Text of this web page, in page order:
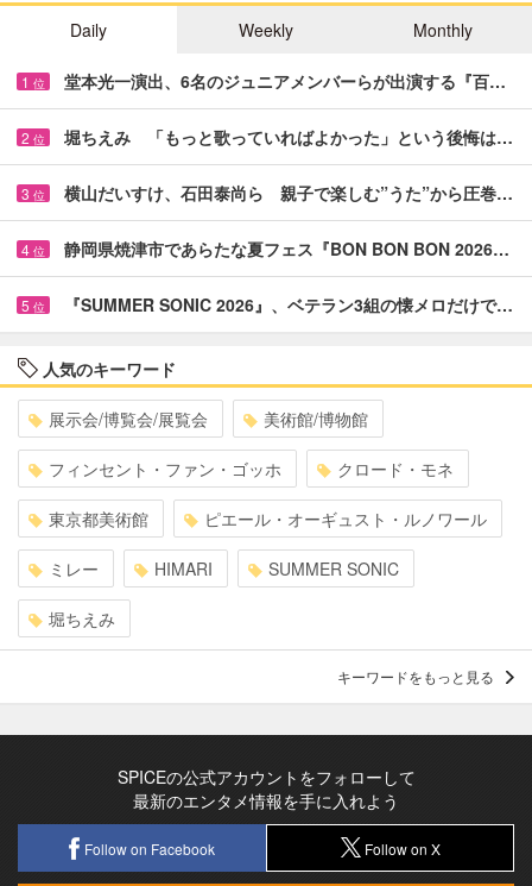
Daily
Weekly Monthly
1 位 堂本光一演出、6名のジュニアメンバーらが出演する『百…
2 位 堀ちえみ 「もっと歌っていればよかった」という後悔は…
3 位 横山だいすけ、石田泰尚ら 親子で楽しむ”うた”から圧巻…
4 位 静岡県焼津市であらたな夏フェス『BON BON BON 2026…
5 位 『SUMMER SONIC 2026』、ベテラン3組の懐メロだけで…
人気のキーワード
展示会/博覧会/展覧会 美術館/博物館
フィンセント・ファン・ゴッホ クロード・モネ
東京都美術館 ピエール・オーギュスト・ルノワール
ミレー HIMARI SUMMER SONIC
堀ちえみ
キーワードをもっと見る
SPICEの公式アカウントをフォローして
最新のエンタメ情報を手に入れよう
Follow on Facebook Follow on X